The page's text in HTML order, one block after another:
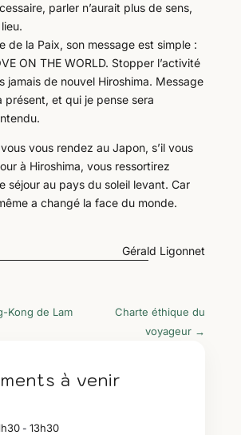
parler n’aurait plus de sens,
de la Paix, son message est simple :
ON THE WORLD. Stopper l’activité
jamais de nouvel Hiroshima. Message
présent, et qui je pense sera
vous rendez au Japon, s’il vous
à Hiroshima, vous ressortirez
séjour au pays du soleil levant. Car
a changé la face du monde.
Gérald Ligonnet
Kong de Lam
Charte éthique du
voyageur →
à venir
- 13h30